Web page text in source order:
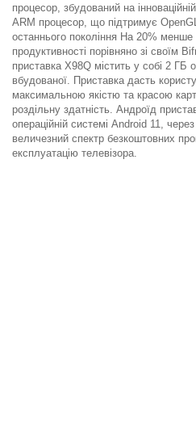
процесор, збудований на
ARM процесор, що підтримує
останнього покоління На 20% менше
продуктивності порівняно зі своїм
приставка Х98Q містить у собі 2 ГБ
вбудованої. Приставка дасть
максимальною якістю та красою
роздільну здатність. Андроїд
операційній системі Android 11,
величезний спектр безкоштовних
експлуатацію телевізора.